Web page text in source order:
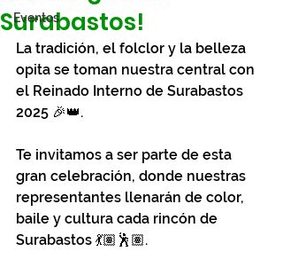
Eventos
Surabastos!
La tradición, el folclor y la belleza
opita se toman nuestra central con
el Reinado Interno de Surabastos
2025 🎉👑.
Te invitamos a ser parte de esta
gran celebración, donde nuestras
representantes llenarán de color,
baile y cultura cada rincón de
Surabastos 💃🏽🕺🏽.